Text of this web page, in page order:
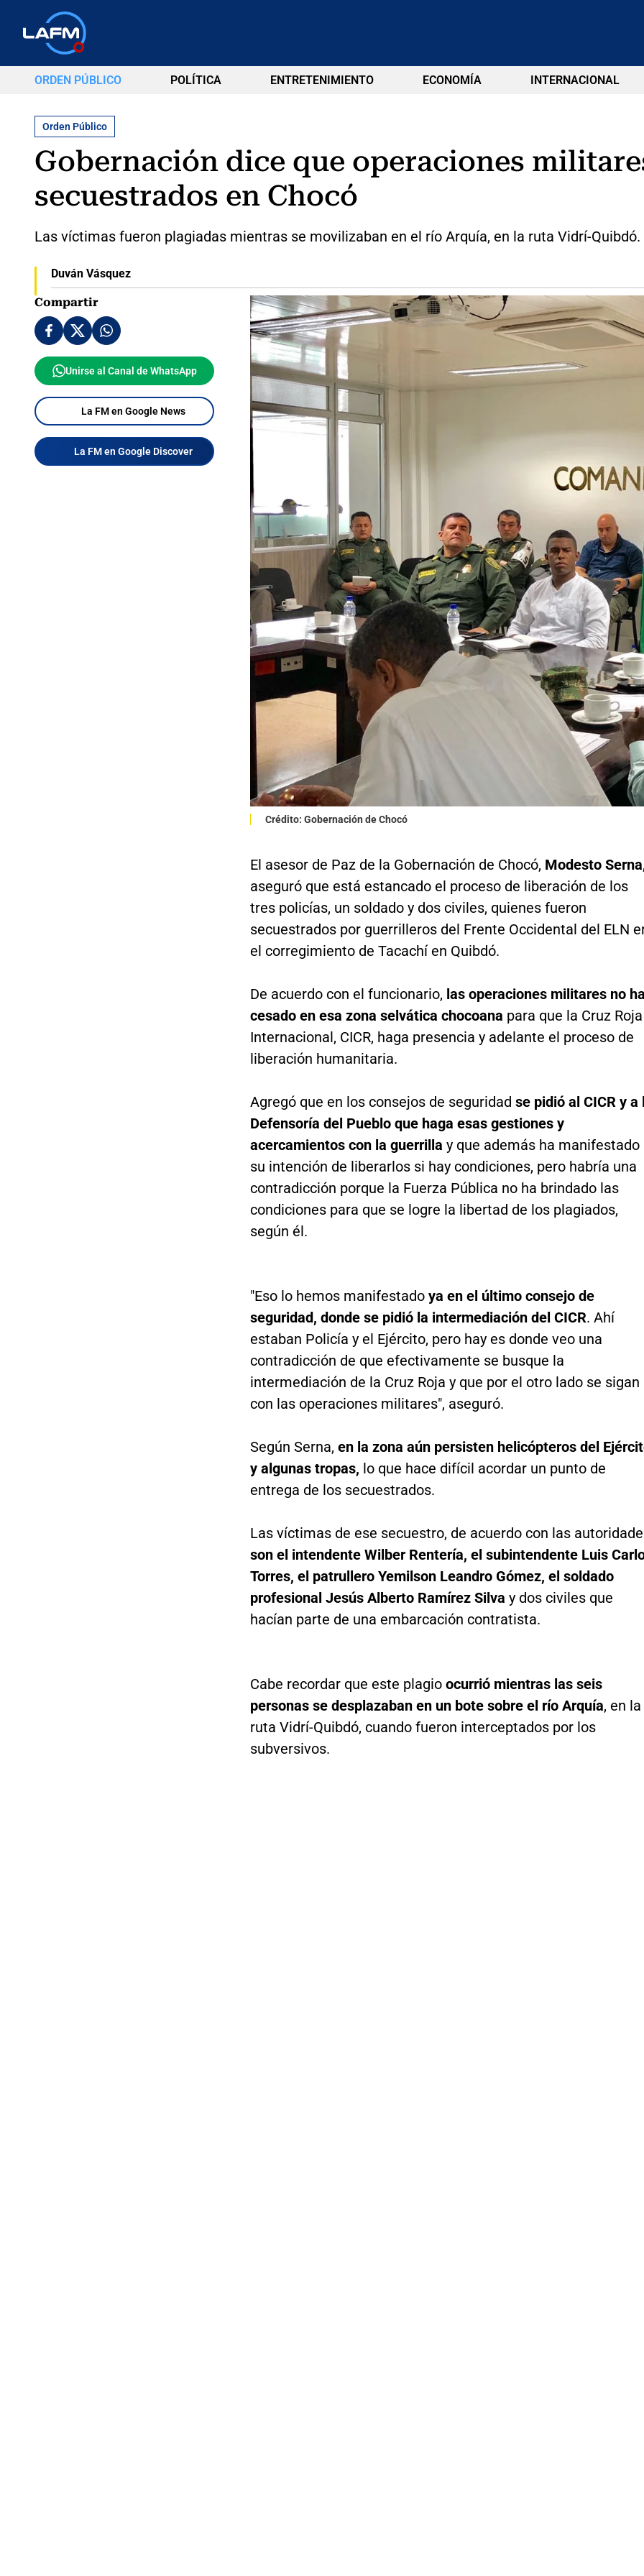
ORDEN PÚBLICO POLÍTICA ENTRETENIMIENTO ECONOMÍA INTERNACIONAL
Orden Público
Gobernación dice que operaciones
secuestrados en Chocó
Las víctimas fueron plagiadas mientras se movilizaban en el río Arquía, en la ruta Vidrí-Quibdó.
Duván Vásquez
Compartir
Unirse al Canal de WhatsApp
La FM en Google News
La FM en Google Discover
Crédito: Gobernación de Chocó
El asesor de Paz de la Gobernación de Chocó, Modesto Serna
aseguró que está estancado el proceso de liberación de los
tres policías, un soldado y dos civiles, quienes fueron
secuestrados por guerrilleros del Frente Occidental del ELN
el corregimiento de Tacachí en Quibdó.
De acuerdo con el funcionario, las operaciones militares no
cesado en esa zona selvática chocoana para que la Cruz Roja
Internacional, CICR, haga presencia y adelante el proceso de
liberación humanitaria.
Agregó que en los consejos de seguridad se pidió al CICR y a
Defensoría del Pueblo que haga esas gestiones y
acercamientos con la guerrilla y que además ha manifestado
su intención de liberarlos si hay condiciones, pero habría una
contradicción porque la Fuerza Pública no ha brindado las
condiciones para que se logre la libertad de los plagiados,
según él.
"Eso lo hemos manifestadoya en el último consejo de
seguridad, donde se pidió la intermediación del CICR. Ahí
estaban Policía y el Ejército, pero hay es donde veo una
contradicción de que efectivamente se busque la
intermediación de la Cruz Roja y que por el otro lado se sigan
con las operaciones militares", aseguró.
Según Serna, en la zona aún persisten helicópteros del
y algunas tropas, lo que hace difícil acordar un punto de
entrega de los secuestrados.
Las víctimas de ese secuestro, de acuerdo con las
son el intendente Wilber Rentería, el subintendente Luis
Torres, el patrullero Yemilson Leandro Gómez, el soldado
profesional Jesús Alberto Ramírez Silva y dos civiles que
hacían parte de una embarcación contratista.
Cabe recordar que este plagio ocurrió mientras las seis
personas se desplazaban en un bote sobre el río Arquía, en la
ruta Vidrí-Quibdó, cuando fueron interceptados por los
subversivos.